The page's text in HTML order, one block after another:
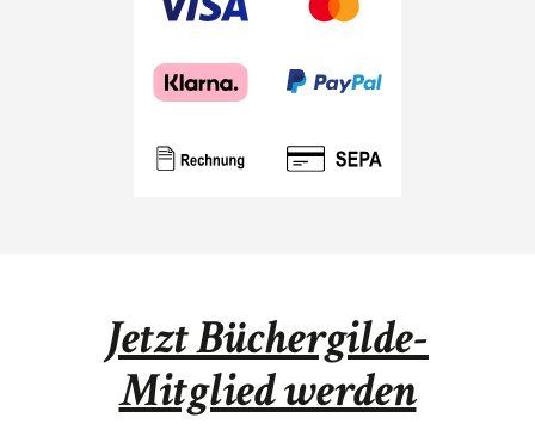
Jetzt Büchergilde-
Mitglied werden